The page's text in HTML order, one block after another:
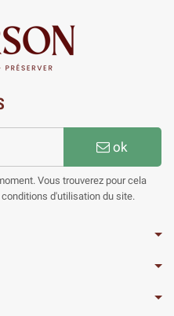
ok
Vous trouverez pour cela
d'utilisation du site.